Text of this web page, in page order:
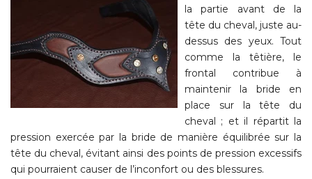
la partie avant de la
tête du cheval, juste au-
dessus des yeux. Tout
comme la têtière, le
frontal contribue à
maintenir la bride en
place sur la tête du
cheval ; et il répartit la
pression exercée par la bride de manière équilibrée sur la
tête du cheval, évitant ainsi des points de pression excessifs
qui pourraient causer de l’inconfort ou des blessures.